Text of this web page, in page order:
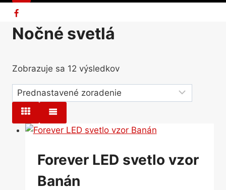
Nočné svetlá
Zobrazuje sa 12 výsledkov
Forever LED svetlo vzor
Banán